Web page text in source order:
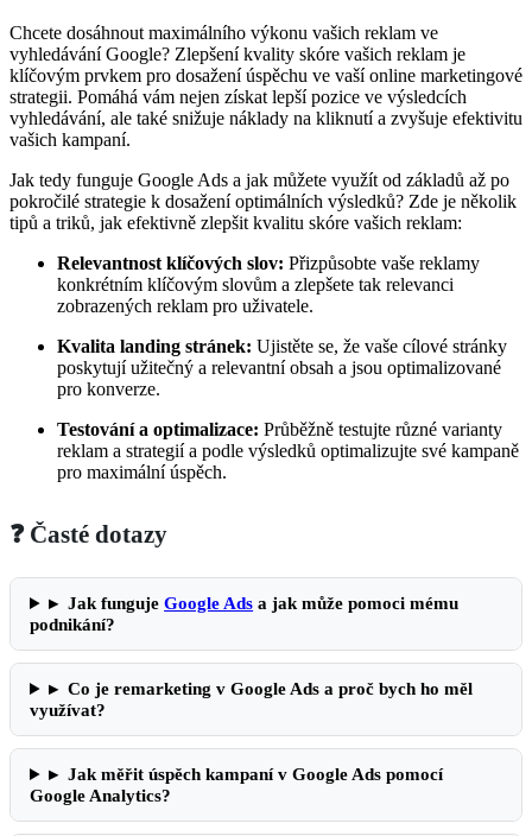
Chcete dosáhnout maximálního výkonu vašich reklam ve
vyhledávání Google? Zlepšení kvality skóre vašich reklam je
klíčovým prvkem pro dosažení úspěchu ve vaší online marketingové
strategii. Pomáhá vám nejen získat lepší pozice ve výsledcích
vyhledávání, ale také snižuje náklady na kliknutí a zvyšuje efektivitu
vašich kampaní.
Jak tedy funguje Google Ads a jak můžete využít od základů až po
pokročilé strategie k dosažení optimálních výsledků? Zde je několik
tipů a triků, jak efektivně zlepšit kvalitu skóre vašich reklam:
Relevantnost klíčových slov: Přizpůsobte vaše reklamy
konkrétním klíčovým slovům a zlepšete tak relevanci
zobrazených reklam pro uživatele.
Kvalita landing stránek: Ujistěte se, že vaše cílové stránky
poskytují užitečný a relevantní obsah a jsou optimalizované
pro konverze.
Testování a optimalizace: Průběžně testujte různé varianty
reklam a strategií a podle výsledků optimalizujte své kampaně
pro maximální úspěch.
❓ Časté dotazy
▸ Jak fungujeGoogle Ads a jak může pomoci mému
podnikání?
▸ Co je remarketing v Google Ads a proč bych ho měl
využívat?
▸ Jak měřit úspěch kampaní v Google Ads pomocí
Google Analytics?